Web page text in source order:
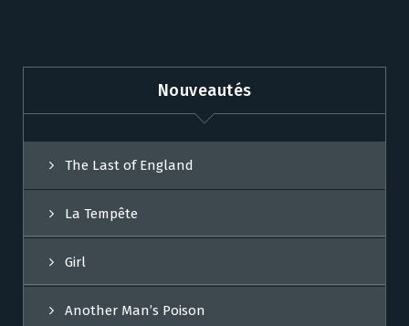
Nouveautés
The Last of England
La Tempête
Girl
Another Man’s Poison